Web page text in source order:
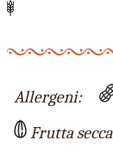
Allergeni:
Frutta secca